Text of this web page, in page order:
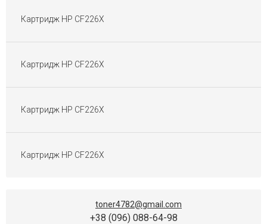
Картриджі Toshiba
Картриджі Gestetner
Картриджі для матричних принтерів
Перезаправні Картриджі
Картридж HP CF226X
Картридж HP CF226X
Картридж HP CF226X
Картридж HP CF226X
toner4782@gmail.com
+38 (096) 088-64-98